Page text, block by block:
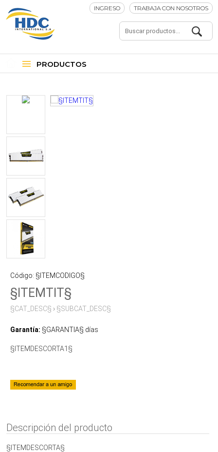
INGRESO TRABAJA CON NOSOTROS
PRODUCTOS
Código: §ITEMCODIGO§
§ITEMTIT§
§CAT_DESC§ › §SUBCAT_DESC§
Garantía: §GARANTIA§ días
§ITEMDESCORTA1§
Descripción del producto
§ITEMDESCORTA§